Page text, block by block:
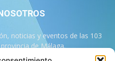
noticias y eventos de las 103
de Málaga.